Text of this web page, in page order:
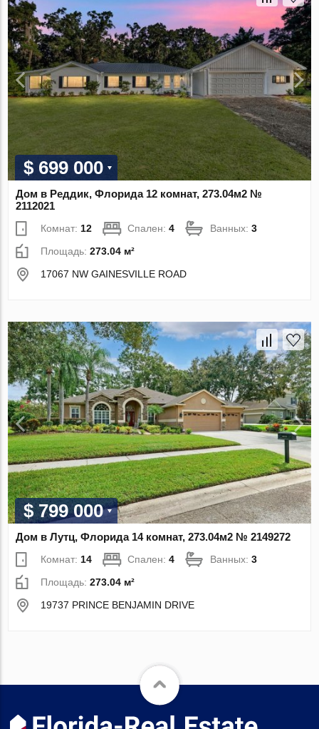
$ 699 000
Дом в Реддик, Флорида 12 комнат, 273.04м2 №
2112021
Комнат: 12 Спален:4 Ванных:3
Площадь:273.04 м²
17067 NW GAINESVILLE ROAD
$ 799 000
Дом в Лутц, Флорида 14 комнат, 273.04м2 № 2149272
Комнат:14 Спален:4 Ванных:3
Площадь:273.04 м²
19737 PRINCE BENJAMIN DRIVE